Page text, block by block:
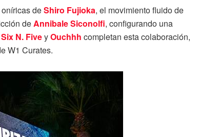
deShiro Fujioka, el movimiento fluido de
deAnnibale Siconolfi, configurando una
Six N. FiveyOuchhh completan esta colaboración,
W1 Curates.